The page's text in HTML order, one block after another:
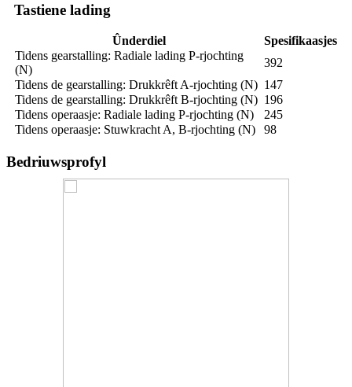
Tastiene lading
Ûnderdiel
Spesifikaasjes
Tidens gearstalling: Radiale lading P-rjochting
(N)
392
Tidens de gearstalling: Drukkrêft A-rjochting (N) 147
Tidens de gearstalling: Drukkrêft B-rjochting (N) 196
Tidens operaasje: Radiale lading P-rjochting (N)
245
Tidens operaasje: Stuwkracht A, B-rjochting (N)
98
Bedriuwsprofyl